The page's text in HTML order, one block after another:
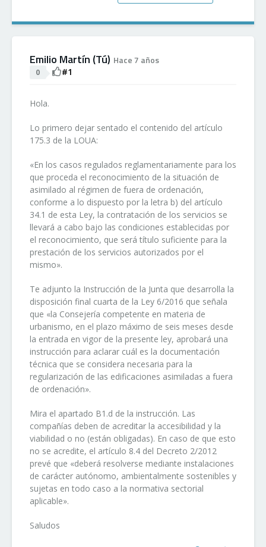
Emilio Martín (Tú) Hace 7 años
0 #1
Hola.
Lo primero dejar sentado el contenido del artículo
175.3 de la LOUA:
«En los casos regulados reglamentariamente para los
que proceda el reconocimiento de la situación de
asimilado al régimen de fuera de ordenación,
conforme a lo dispuesto por la letra b) del artículo
34.1 de esta Ley, la contratación de los servicios se
llevará a cabo bajo las condiciones establecidas por
el reconocimiento, que será título suficiente para la
prestación de los servicios autorizados por el
mismo».
Te adjunto la Instrucción de la Junta que desarrolla la
disposición final cuarta de la Ley 6/2016 que señala
que «la Consejería competente en materia de
urbanismo, en el plazo máximo de seis meses desde
la entrada en vigor de la presente ley, aprobará una
instrucción para aclarar cuál es la documentación
técnica que se considera necesaria para la
regularización de las edificaciones asimiladas a fuera
de ordenación».
Mira el apartado B1.d de la instrucción. Las
compañías deben de acreditar la accesibilidad y la
viabilidad o no (están obligadas). En caso de que esto
no se acredite, el artículo 8.4 del Decreto 2/2012
prevé que «deberá resolverse mediante instalaciones
de carácter autónomo, ambientalmente sostenibles y
sujetas en todo caso a la normativa sectorial
aplicable».
Saludos